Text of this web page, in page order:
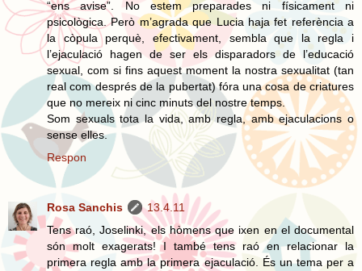
“ens avise”. No estem preparades ni físicament ni
psicològica. Però m’agrada que Lucia haja fet referència a
la còpula perquè, efectivament, sembla que la regla i
l’ejaculació hagen de ser els disparadors de l’educació
sexual, com si fins aquest moment la nostra sexualitat (tan
real com després de la pubertat) fóra una cosa de criatures
que no mereix ni cinc minuts del nostre temps.
Som sexuals tota la vida, amb regla, amb ejaculacions o
sense elles.
Respon
Rosa Sanchis
13.4.11
Tens raó, Joselinki, els hòmens que ixen en el documental
són molt exagerats! I també tens raó en relacionar la
primera regla amb la primera ejaculació. És un tema per a